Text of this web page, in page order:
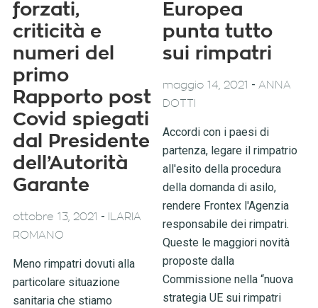
forzati,
criticità e
numeri del
primo
Rapporto post
Covid spiegati
dal Presidente
dell’Autorità
Garante
ottobre 13, 2021 -
ILARIA
ROMANO
Meno rimpatri dovuti alla
particolare situazione
sanitaria che stiamo
Europea
punta tutto
sui rimpatri
maggio 14, 2021 - ANNA
DOTTI
Accordi con i paesi di
partenza, legare il rimpatrio
all'esito della procedura
della domanda di asilo,
rendere Frontex l'Agenzia
responsabile dei rimpatri.
Queste le maggiori novità
proposte dalla
Commissione nella “nuova
strategia UE sui rimpatri